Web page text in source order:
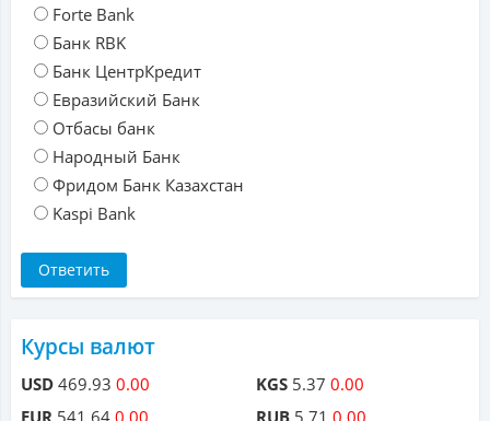
Forte Bank
Банк RBK
Банк ЦентрКредит
Евразийский Банк
Отбасы банк
Народный Банк
Фридом Банк Казахстан
Kaspi Bank
Курсы валют
USD 469.93 0.00
KGS 5.37 0.00